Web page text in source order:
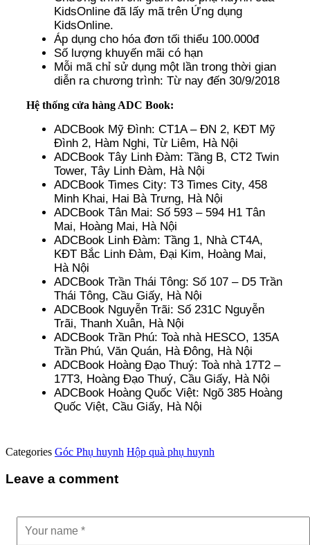
KidsOnline đã lấy mã trên Ứng dụng
KidsOnline.
Áp dụng cho hóa đơn tối thiểu 100.000đ
Số lượng khuyến mãi có hạn
Mỗi mã chỉ sử dụng một lần trong thời gian
diễn ra chương trình: Từ nay đến 30/9/2018
Hệ thống cửa hàng ADC Book:
ADCBook Mỹ Đình: CT1A – ĐN 2, KĐT Mỹ
Đình 2, Hàm Nghi, Từ Liêm, Hà Nội
ADCBook Tây Linh Đàm: Tầng B, CT2 Twin
Tower, Tây Linh Đàm, Hà Nội
ADCBook Times City: T3 Times City, 458
Minh Khai, Hai Bà Trưng, Hà Nội
ADCBook Tân Mai: Số 593 – 594 H1 Tân
Mai, Hoàng Mai, Hà Nội
ADCBook Linh Đàm: Tầng 1, Nhà CT4A,
KĐT Bắc Linh Đàm, Đại Kim, Hoàng Mai,
Hà Nội
ADCBook Trần Thái Tông: Số 107 – D5 Trần
Thái Tông, Cầu Giấy, Hà Nội
ADCBook Nguyễn Trãi: Số 231C Nguyễn
Trãi, Thanh Xuân, Hà Nội
ADCBook Trần Phú: Toà nhà HESCO, 135A
Trần Phú, Văn Quán, Hà Đông, Hà Nội
ADCBook Hoàng Đạo Thuý: Toà nhà 17T2 –
17T3, Hoàng Đạo Thuý, Cầu Giấy, Hà Nội
ADCBook Hoàng Quốc Việt: Ngõ 385 Hoàng
Quốc Việt, Cầu Giấy, Hà Nội
Categories Góc Phụ huynh Hộp quà phụ huynh
Leave a comment